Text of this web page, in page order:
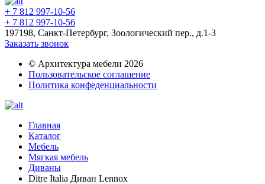
+ 7 812 997-10-56
+ 7 812 997-10-56
197198, Санкт-Петербург, Зоологический пер., д.1-3
Заказать звонок
© Архитектура мебели 2026
Пользовательское соглашение
Политика конфеденциальности
Главная
Каталог
Мебель
Мягкая мебель
Диваны
Ditre Italia Диван Lennox